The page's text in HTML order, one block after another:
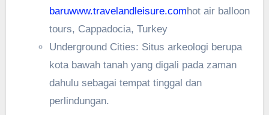
baruwww.travelandleisure.comhot air balloon
tours, Cappadocia, Turkey
Underground Cities: Situs arkeologi berupa
kota bawah tanah yang digali pada zaman
dahulu sebagai tempat tinggal dan
perlindungan.